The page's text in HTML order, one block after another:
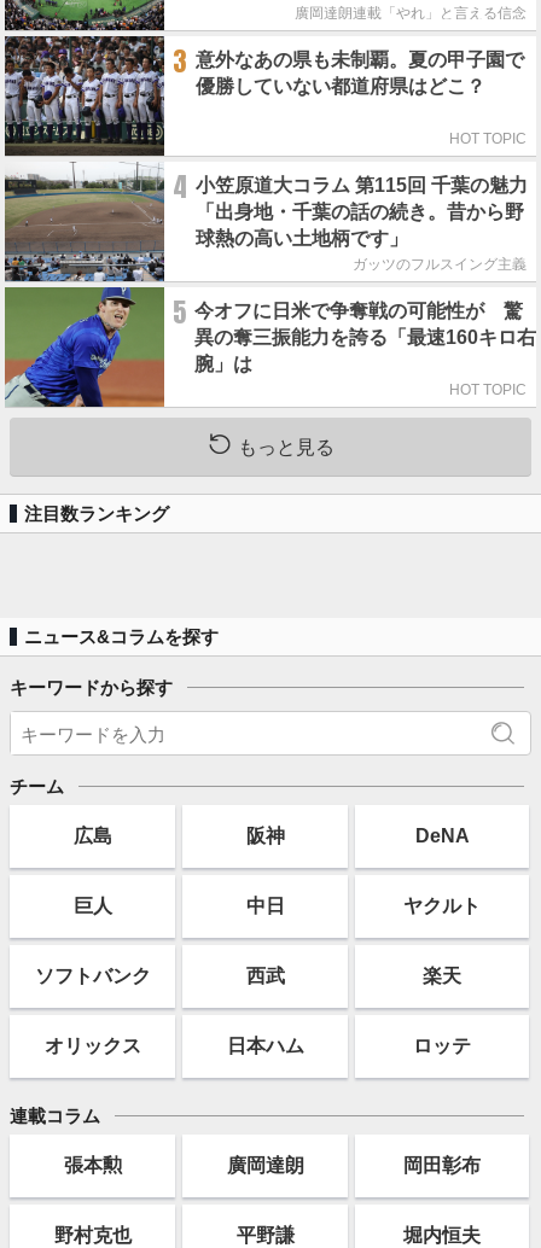
廣岡達朗連載「やれ」と言える信念
3 意外なあの県も未制覇。夏の甲子園で
優勝していない都道府県はどこ？
HOT TOPIC
4 小笠原道大コラム 第115回 千葉の魅力
「出身地・千葉の話の続き。昔から野
球熱の高い土地柄です」
ガッツのフルスイング主義
5 今オフに日米で争奪戦の可能性が 驚
異の奪三振能力を誇る「最速160キロ右
腕」は
HOT TOPIC
もっと見る
注目数ランキング
ニュース&コラムを探す
キーワードから探す
チーム
広島 阪神 DeNA
巨人 中日 ヤクルト
ソフトバンク 西武 楽天
オリックス 日本ハム ロッテ
連載コラム
張本勲 廣岡達朗 岡田彰布
野村克也 平野謙 堀内恒夫